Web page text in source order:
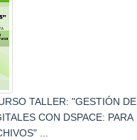
TALLER: "GESTIÓN DE
CON DSPACE: PARA
...